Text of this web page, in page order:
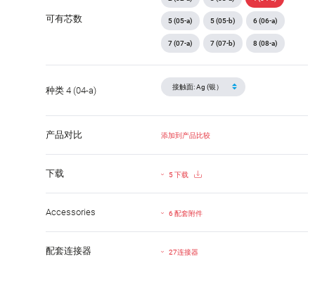
可有芯数 5 (05-a) 5 (05-b) 6 (06-a)
7 (07-a) 7 (07-b) 8 (08-a)
种类 4 (04-a)
产品对比 添加到产品比较
下载 5 下载
Accessories 6 配套附件
配套连接器 27连接器